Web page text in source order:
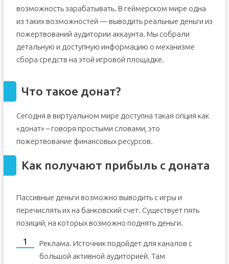
возможность зарабатывать. В геймерском мире одна
из таких возможностей — выводить реальные деньги из
пожертвований аудитории аккаунта. Мы собрали
детальную и доступную информацию о механизме
сбора средств на этой игровой площадке.
Что такое донат?
Сегодня в виртуальном мире доступна такая опция как
«донат» – говоря простыми словами, это
пожертвование финансовых ресурсов.
Как получают прибыль с доната
Пассивные деньги возможно выводить с игры и
перечислять их на банковский счет. Существует пять
позиций, на которых возможно поднять деньги.
Реклама. Источник подойдет для каналов с
большой активной аудиторией. Там